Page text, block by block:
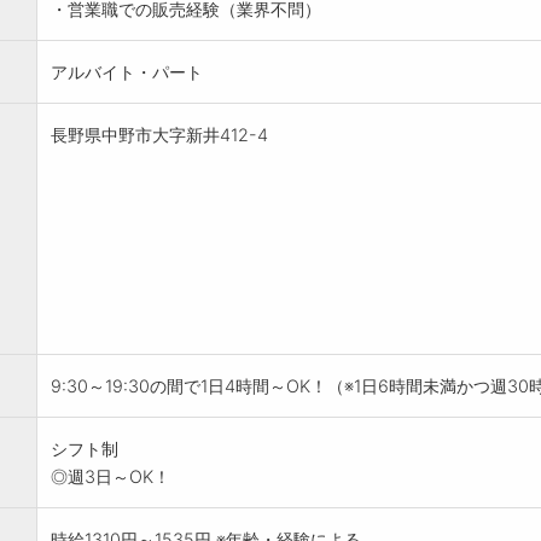
・営業職での販売経験（業界不問）
アルバイト・パート
長野県中野市大字新井412-4
9:30～19:30の間で1日4時間～OK！（※1日6時間未満かつ週30時
シフト制
◎週3日～OK！